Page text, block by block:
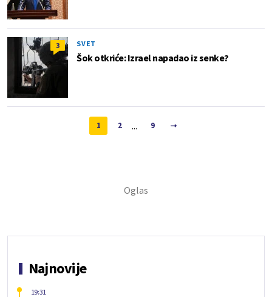
3 SVET
Šok otkriće: Izrael napadao iz senke?
1 2 ... 9
Najnovije
19:31